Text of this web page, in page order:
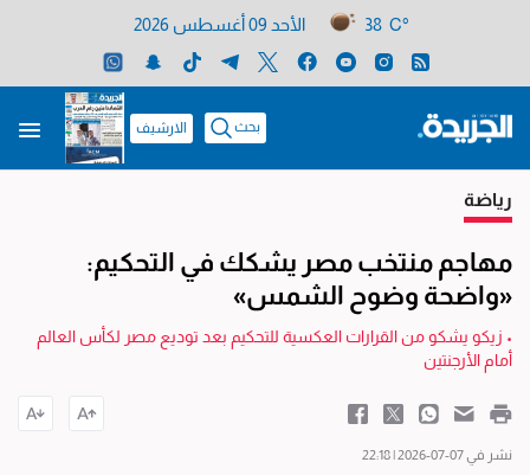
38 C° الأحد 09 أغسطس 2026
بحث الارشيف
رياضة
مهاجم منتخب مصر يشكك في التحكيم:
«واضحة وضوح الشمس»
• زيكو يشكو من القرارات العكسية للتحكيم بعد توديع مصر لكأس العالم
أمام الأرجنتين
نشر في 07-07-2026 | 22:18